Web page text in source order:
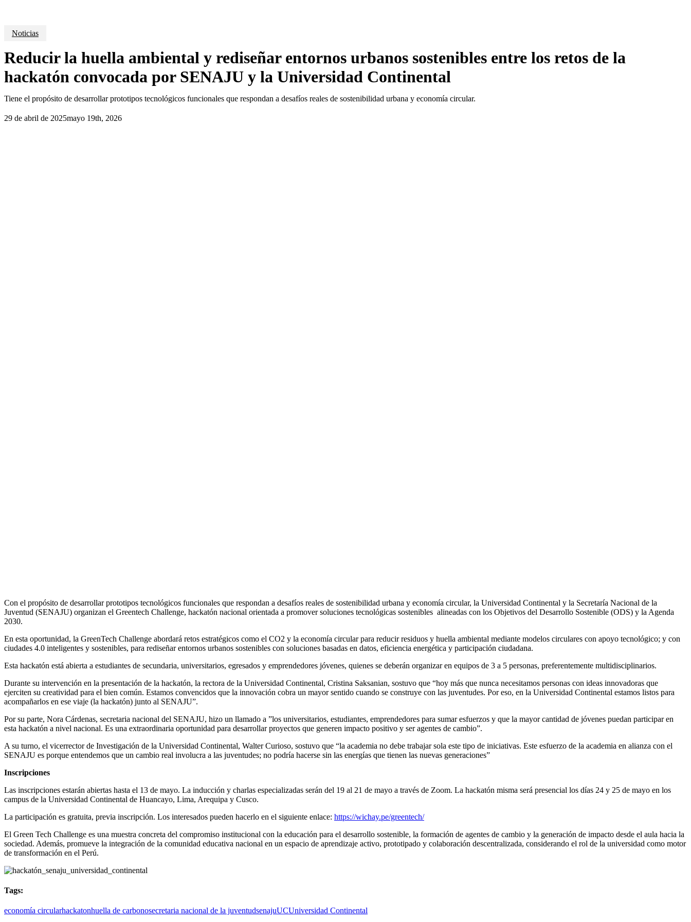
Noticias
Reducir la huella ambiental y rediseñar entornos urbanos sostenibles entre los retos de la
hackatón convocada por SENAJU y la Universidad Continental
Tiene el propósito de desarrollar prototipos tecnológicos funcionales que respondan a desafíos reales de sostenibilidad urbana y economía circular.
29 de abril de 2025mayo 19th, 2026
Con el propósito de desarrollar prototipos tecnológicos funcionales que respondan a desafíos reales de sostenibilidad urbana y economía circular, la Universidad Continental y la Secretaría Nacional de la
Juventud (SENAJU) organizan el Greentech Challenge, hackatón nacional orientada a promover soluciones tecnológicas sostenibles alineadas con los Objetivos del Desarrollo Sostenible (ODS) y la Agenda
2030.
En esta oportunidad, la GreenTech Challenge abordará retos estratégicos como el CO2 y la economía circular para reducir residuos y huella ambiental mediante modelos circulares con apoyo tecnológico; y con
ciudades 4.0 inteligentes y sostenibles, para rediseñar entornos urbanos sostenibles con soluciones basadas en datos, eficiencia energética y participación ciudadana.
Esta hackatón está abierta a estudiantes de secundaria, universitarios, egresados y emprendedores jóvenes, quienes se deberán organizar en equipos de 3 a 5 personas, preferentemente multidisciplinarios.
Durante su intervención en la presentación de la hackatón, la rectora de la Universidad Continental, Cristina Saksanian, sostuvo que “hoy más que nunca necesitamos personas con ideas innovadoras que
ejerciten su creatividad para el bien común. Estamos convencidos que la innovación cobra un mayor sentido cuando se construye con las juventudes. Por eso, en la Universidad Continental estamos listos para
acompañarlos en ese viaje (la hackatón) junto al SENAJU”.
Por su parte, Nora Cárdenas, secretaria nacional del SENAJU, hizo un llamado a ”los universitarios, estudiantes, emprendedores para sumar esfuerzos y que la mayor cantidad de jóvenes puedan participar en
esta hackatón a nivel nacional. Es una extraordinaria oportunidad para desarrollar proyectos que generen impacto positivo y ser agentes de cambio”.
A su turno, el vicerrector de Investigación de la Universidad Continental, Walter Curioso, sostuvo que “la academia no debe trabajar sola este tipo de iniciativas. Este esfuerzo de la academia en alianza con el
SENAJU es porque entendemos que un cambio real involucra a las juventudes; no podría hacerse sin las energías que tienen las nuevas generaciones”
Inscripciones
Las inscripciones estarán abiertas hasta el 13 de mayo. La inducción y charlas especializadas serán del 19 al 21 de mayo a través de Zoom. La hackatón misma será presencial los días 24 y 25 de mayo en los
campus de la Universidad Continental de Huancayo, Lima, Arequipa y Cusco.
La participación es gratuita, previa inscripción. Los interesados pueden hacerlo en el siguiente enlace: https://wichay.pe/greentech/
El Green Tech Challenge es una muestra concreta del compromiso institucional con la educación para el desarrollo sostenible, la formación de agentes de cambio y la generación de impacto desde el aula hacia la
sociedad. Además, promueve la integración de la comunidad educativa nacional en un espacio de aprendizaje activo, prototipado y colaboración descentralizada, considerando el rol de la universidad como motor
de transformación en el Perú.
Tags:
economía circularhackatonhuella de carbonosecretaria nacional de la juventudsenajuUCUniversidad Continental